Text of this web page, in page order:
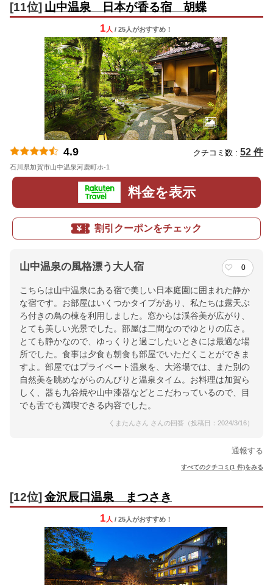
[11位] 山中温泉 日本が香る宿 胡蝶
1 人 / 25人がおすすめ！
4.9 クチコミ数 : 52 件
石川県加賀市山中温泉河鹿町ホ-1
料金を表示
割引クーポンをチェック
山中温泉の風格漂う大人宿 0
こちらは山中温泉にある宿で美しい日本庭園に囲まれた静か
な宿です。お部屋はいくつかタイプがあり、私たちは露天ぶ
ろ付きの鳥の棟を利用しました。窓からは渓谷美が広がり、
とても美しい光景でした。部屋は二間なのでゆとりの広さ。
とても静かなので、ゆっくりと過ごしたいときには最適な場
所でした。食事は夕食も朝食も部屋でいただくことができま
すよ。部屋ではプライベート温泉を、大浴場では、また別の
自然美を眺めながらのんびりと温泉タイム。お料理は加賀ら
しく、器も九谷焼や山中漆器などとこだわっているので、目
でも舌でも満喫できる内容でした。
くまたんさん さんの回答（投稿日：2024/3/16）
通報する
すべてのクチコミ(1 件)をみる
[12位] 金沢辰口温泉 まつさき
1 人 / 25人がおすすめ！